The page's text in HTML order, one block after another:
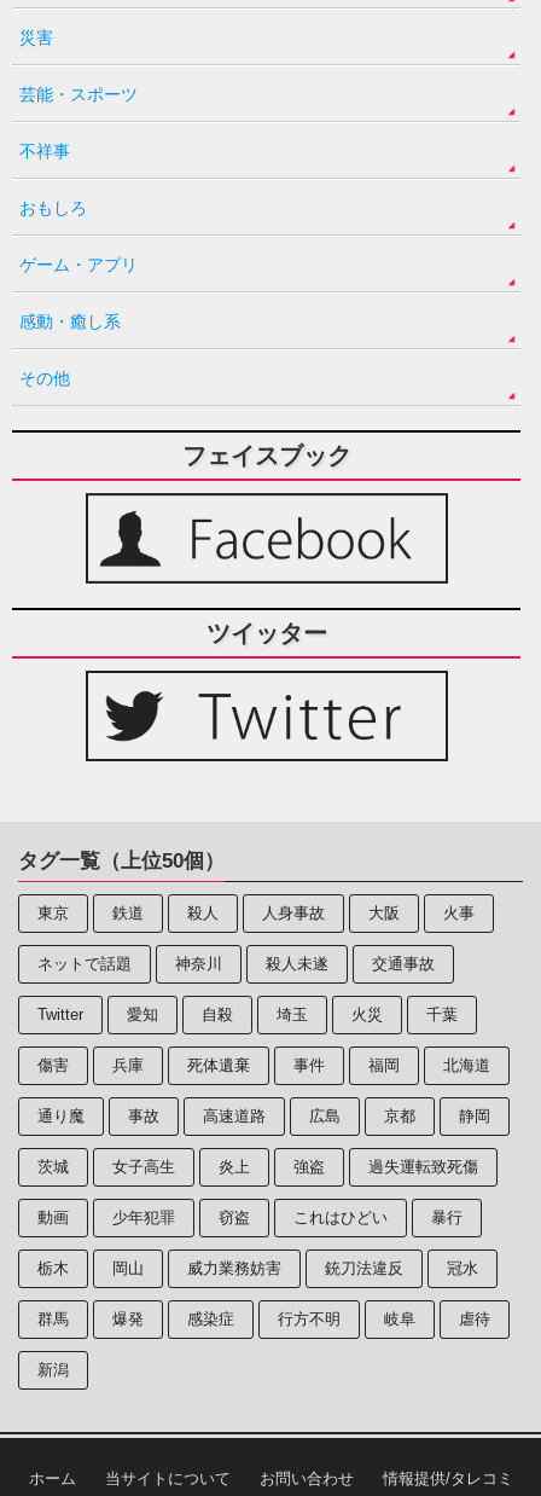
災害
芸能・スポーツ
不祥事
おもしろ
ゲーム・アプリ
感動・癒し系
その他
フェイスブック
ツイッター
タグ一覧（上位50個）
東京 鉄道 殺人 人身事故 大阪 火事
ネットで話題 神奈川 殺人未遂 交通事故
Twitter 愛知 自殺 埼玉 火災 千葉
傷害 兵庫 死体遺棄 事件 福岡 北海道
通り魔 事故 高速道路 広島 京都 静岡
茨城 女子高生 炎上 強盗 過失運転致死傷
動画 少年犯罪 窃盗 これはひどい 暴行
栃木 岡山 威力業務妨害 銃刀法違反 冠水
群馬 爆発 感染症 行方不明 岐阜 虐待
新潟
ホーム 当サイトについて お問い合わせ 情報提供/タレコミ